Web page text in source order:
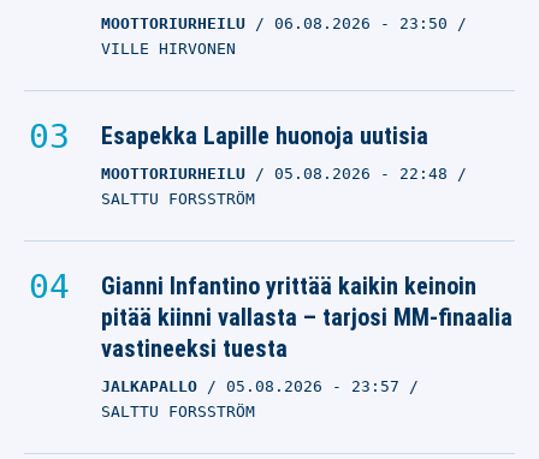
MOOTTORIURHEILU 06.08.2026 - 23:50
VILLE HIRVONEN
Esapekka Lapille huonoja uutisia
MOOTTORIURHEILU 05.08.2026 - 22:48
SALTTU FORSSTRÖM
Gianni Infantino yrittää kaikin keinoin
pitää kiinni vallasta – tarjosi MM-finaalia
vastineeksi tuesta
JALKAPALLO 05.08.2026 - 23:57
SALTTU FORSSTRÖM